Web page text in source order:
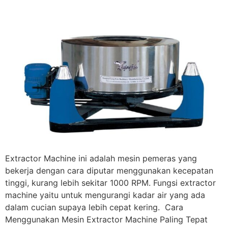
Extractor Machine ini adalah mesin pemeras yang
bekerja dengan cara diputar menggunakan kecepatan
tinggi, kurang lebih sekitar 1000 RPM. Fungsi extractor
machine yaitu untuk mengurangi kadar air yang ada
dalam cucian supaya lebih cepat kering. Cara
Menggunakan Mesin Extractor Machine Paling Tepat